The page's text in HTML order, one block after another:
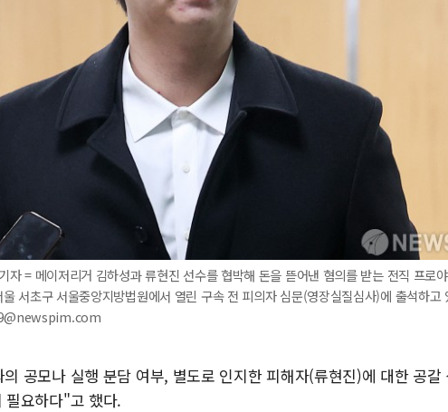
자 = 메이저리거 김하성과 류현진 선수를 협박해 돈을 뜯어낸 혐의를 받는 전직 프로
서초구 서울중앙지방법원에서 열린 구속 전 피의자 심문(영장실질심사)에 출석하고
공모나 실행 분담 여부, 별도로 인지한 피해자(류현진)에 대한 공갈
필요하다"고 했다.